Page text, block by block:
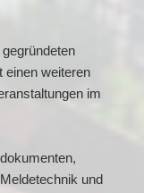
einen weiteren
im
und